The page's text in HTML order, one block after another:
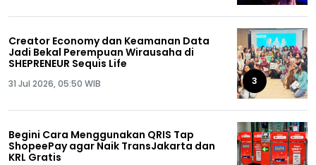
Creator Economy dan Keamanan Data
Jadi Bekal Perempuan Wirausaha di
SHEPRENEUR Sequis Life
31 Jul 2026, 05:50 WIB 3
Begini Cara Menggunakan QRIS Tap
ShopeePay agar Naik TransJakarta dan
KRL Gratis